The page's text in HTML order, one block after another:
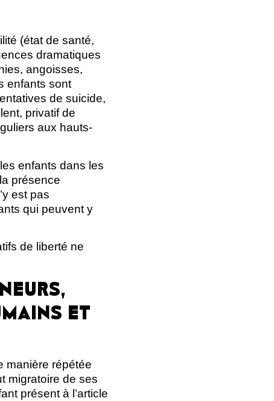
(état de santé,
dramatiques
angoisses,
enfants sont
de suicide,
privatif de
aux hauts-
enfants dans les
présence
est pas
qui peuvent y
de liberté ne
ET
manière répétée
migratoire de ses
présent à l’article